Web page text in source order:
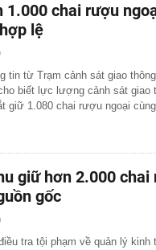
1.000 chai rượu
lệ
tin từ Trạm cảnh sát giao
biết lực lượng cảnh sát giao
giữ 1.080 chai rượu ngoại
giữ hơn 2.000
gốc
tra tội phạm về quản lý